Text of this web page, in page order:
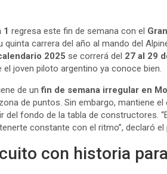
1 regresa este fin de semana con el
quinta carrera del año al mando del
2025 se correrá del 27 al 29
el joven piloto argentino ya conoce bien.
de unfin de semana irregular en
de puntos. Sin embargo, mantiene el
del fondo de la tabla de constructores.
constante con el ritmo”, declaró
con historia